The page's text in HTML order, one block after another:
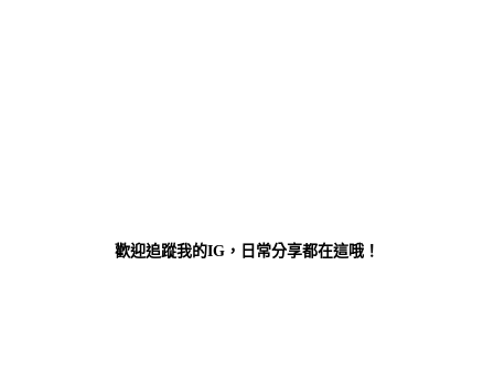
歡迎追蹤我的IG，日常分享都在這哦！